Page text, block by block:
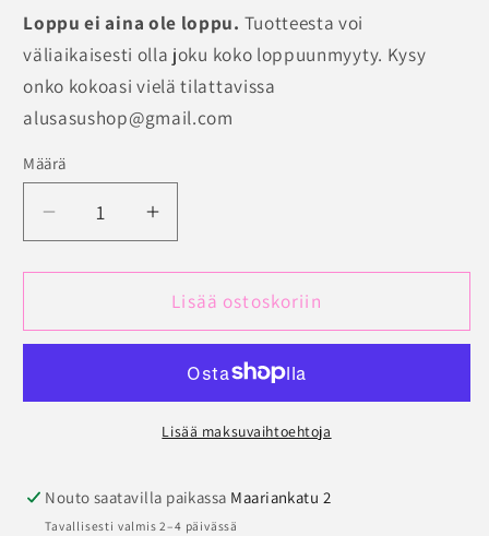
Loppu ei aina ole loppu. Tuotteesta voi
väliaikaisesti olla joku koko loppuunmyyty. Kysy
onko kokoasi vielä tilattavissa
alusasushop@gmail.com
Määrä
Määrä
Vähennä
tuotteen
Midialushousut
Laila
Lisää
tuotteen
Midialushousut
Trofe
Laila
määrää
Lisää ostoskoriin
Lisää maksuvaihtoehtoja
Nouto saatavilla paikassa Maariankatu 2
Tavallisesti valmis 2–4 päivässä